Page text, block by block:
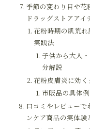
季節の変わり目や花
ドラッグストアアイ
花粉時期の肌荒
実践法
子供から大人
分解説
花粉皮膚炎に効
市販品の具体
口コミやレビュー
ンケア商品の実体験